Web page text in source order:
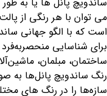
برای شناسایی
ساختمان، مبلمان،
رنگ ساندویچ پانل‌ها به